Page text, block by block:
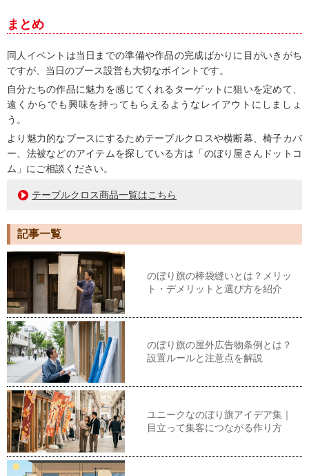
まとめ
同人イベントは当日までの準備や作品の完成ばかりに目がいきがち
ですが、当日のブース設営も大切なポイントです。
自分たちの作品に魅力を感じてくれるターゲットに狙いを定めて、
遠くからでも興味を持ってもらえるようなレイアウトにしましょ
う。
より魅力的なブースにするためテーブルクロスや横断幕、椅子カバ
ー、法被などのアイテムを探している方は 「のぼり屋さんドットコ
ム」にご相談ください。
テーブルクロス商品一覧はこちら
記事一覧
のぼり旗の棒袋縫いとは？メリッ
ト・デメリットと選び方を紹介
のぼり旗の屋外広告物条例とは？
設置ルールと注意点を解説
ユニークなのぼり旗アイデア集｜
目立って集客につながる作り方